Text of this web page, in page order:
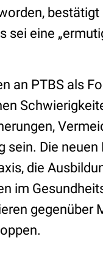
bestätigt
sei eine
an PTBS als
Die neuen
die
im
gegenüber